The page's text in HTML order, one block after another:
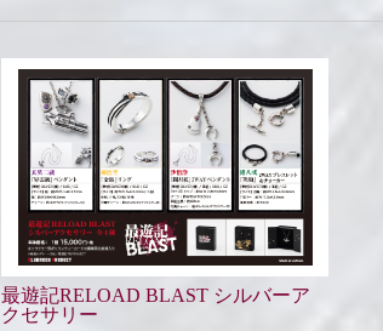
最遊記RELOAD BLAST シルバーア
クセサリー